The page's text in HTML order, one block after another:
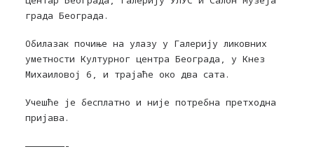
града Београда.
Обилазак почиње на улазу у Галерију ликовних
уметности Културног центра Београда, у Кнез
Михаиловој 6, и трајаће око два сата.
Учешће је бесплатно и није потребна претходна
пријава.
———————-